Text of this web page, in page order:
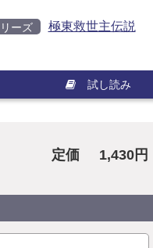
ーズ 極東救世主伝説
試し読み
定価 1,430円